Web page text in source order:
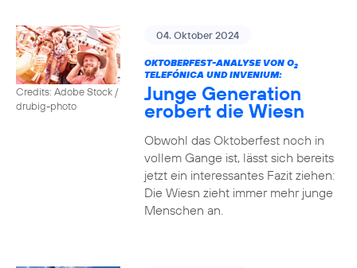
Credits: Adobe Stock /
drubig-photo
04. Oktober 2024
OKTOBERFEST-ANALYSE VON O2
TELEFÓNICA UND INVENIUM:
Junge Generation
erobert die Wiesn
Obwohl das Oktoberfest noch in
vollem Gange ist, lässt sich bereits
jetzt ein interessantes Fazit ziehen:
Die Wiesn zieht immer mehr junge
Menschen an.